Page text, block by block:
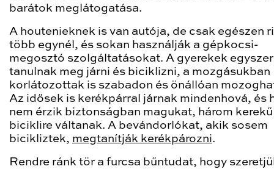
barátok meglátogatása.
A houtenieknek is van autója, de csak egészen
több egynél, és sokan használják a gépkocsi-
megosztó szolgáltatásokat. A gyerekek
tanulnak meg járni és biciklizni, a mozgásukban
korlátozottak is szabadon és önállóan
Az idősek is kerékpárral járnak mindenhová, és
nem érzik biztonságban magukat, három kerekű
biciklire váltanak. A bevándorlókat, akik sosem
bicikliztek, megtanítják kerékpározni.
Rendre ránk tör a furcsa bűntudat, hogy